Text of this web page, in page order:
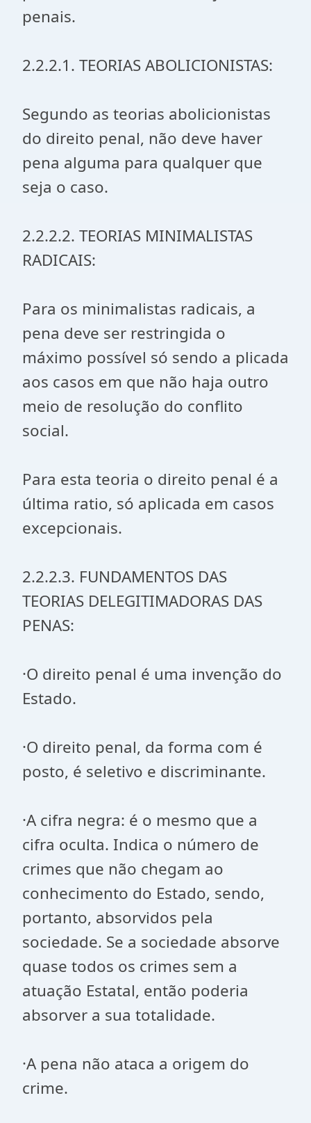
penais.
2.2.2.1. TEORIAS ABOLICIONISTAS:
Segundo as teorias abolicionistas
do direito penal, não deve haver
pena alguma para qualquer que
seja o caso.
2.2.2.2. TEORIAS MINIMALISTAS
RADICAIS:
Para os minimalistas radicais, a
pena deve ser restringida o
máximo possível só sendo a plicada
aos casos em que não haja outro
meio de resolução do conflito
social.
Para esta teoria o direito penal é a
última ratio, só aplicada em casos
excepcionais.
2.2.2.3. FUNDAMENTOS DAS
TEORIAS DELEGITIMADORAS DAS
PENAS:
·O direito penal é uma invenção do
Estado.
·O direito penal, da forma com é
posto, é seletivo e discriminante.
·A cifra negra: é o mesmo que a
cifra oculta. Indica o número de
crimes que não chegam ao
conhecimento do Estado, sendo,
portanto, absorvidos pela
sociedade. Se a sociedade absorve
quase todos os crimes sem a
atuação Estatal, então poderia
absorver a sua totalidade.
·A pena não ataca a origem do
crime.